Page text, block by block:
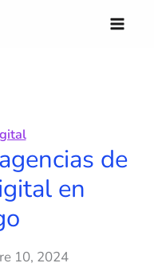
de
en
10, 2024